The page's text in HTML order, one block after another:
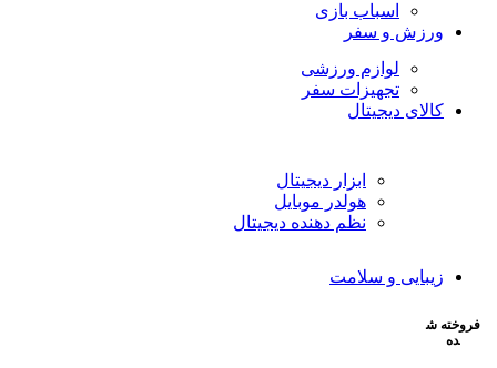
اسباب بازی
ورزش و سفر
لوازم ورزشی
تجهیزات سفر
کالای دیجیتال
ابزار دیجیتال
هولدر موبایل
نظم دهنده دیجیتال
زیبایی و سلامت
فروخته ش
ده